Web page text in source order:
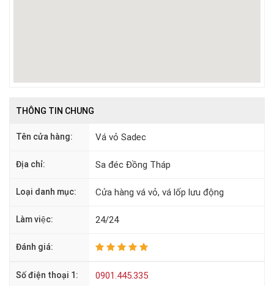
THÔNG TIN CHUNG
Tên cửa hàng: Vá vỏ Sadec
Địa chỉ: Sa đéc Đồng Tháp
Loại danh mục: Cửa hàng vá vỏ, vá lốp lưu động
Làm việc: 24/24
Đánh giá:
Số điện thoại 1: 0901.445.335